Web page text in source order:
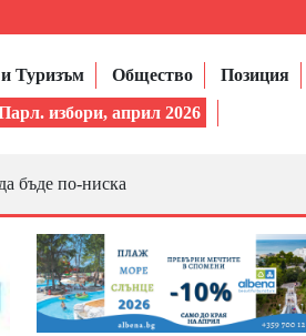
Туризъм Общество Позиция
избори, април 2026
бъде по-ниска